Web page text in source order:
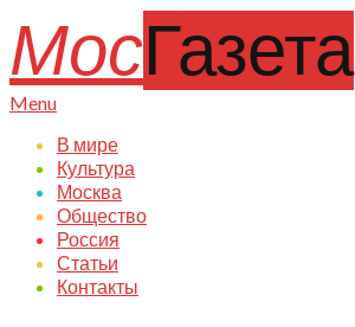
to
content
МосГазета
Primary
Menu
Menu
В мире
Культура
Москва
Общество
Россия
Статьи
Контакты